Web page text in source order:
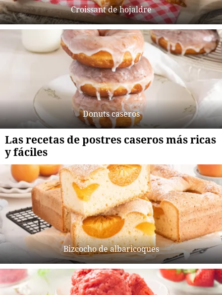
Croissant de hojaldre
Donuts caseros
Las recetas de postres caseros más ricas
y fáciles
Bizcocho de albaricoques